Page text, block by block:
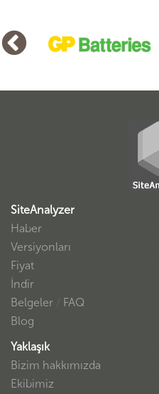
SiteAnalyzer
Haber
Versiyonları
Fiyat
İndir
Belgeler
FAQ
Blog
Yaklaşık
Bizim hakkımızda
Ekibimiz